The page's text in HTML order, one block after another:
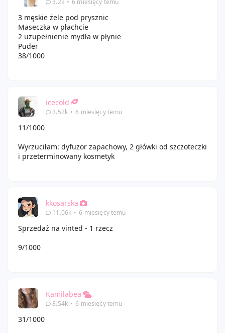
3.2k • 6 miesięcy temu
3 męskie żele pod prysznic
Maseczka w płachcie
2 uzupełnienie mydła w płynie
Puder
38/1000
icecold
3.52k • 6 miesięcy temu
11/1000
Wyrzuciłam: dyfuzor zapachowy, 2 główki od szczoteczki
i przeterminowany kosmetyk
kkosarska
11.06k • 6 miesięcy temu
Sprzedaż na vinted - 1 rzecz
9/1000
Kamilabea
8.54k • 6 miesięcy temu
31/1000